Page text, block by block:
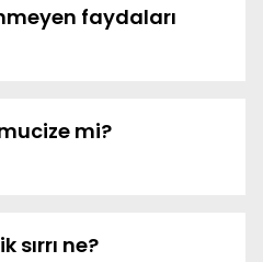
faydaları
mi?
sırrı ne?